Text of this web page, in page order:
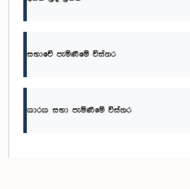
සභාවේ පැමිණීමේ විස්තර
කාරක සභා පැමිණීමේ විස්තර